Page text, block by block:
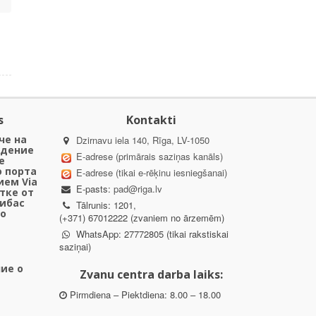
на
порта
Via
от
о
Kontakti
Dzirnavu iela 140, Rīga, LV-1050
E-adrese (primārais saziņas kanāls)
E-adrese (tikai e-rēķinu iesniegšanai)
E-pasts: pad@riga.lv
Tālrunis: 1201,
(+371) 67012222 (zvaniem no ārzemēm)
WhatsApp: 27772805 (tikai rakstiskai
saziņai)
Zvanu centra darba laiks:
Pirmdiena – Piektdiena: 8.00 – 18.00